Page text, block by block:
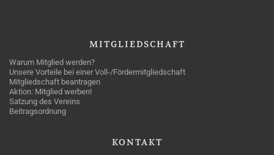
MITGLIEDSCHAFT
Warum Mitglied werden?
Unsere Vorteile bei einer Voll-/Fördermitgliedschaft
Mitgliedschaft beantragen
Aktion: Mitglied werben!
Satzung des Vereins
Beitragsordnung
KONTAKT